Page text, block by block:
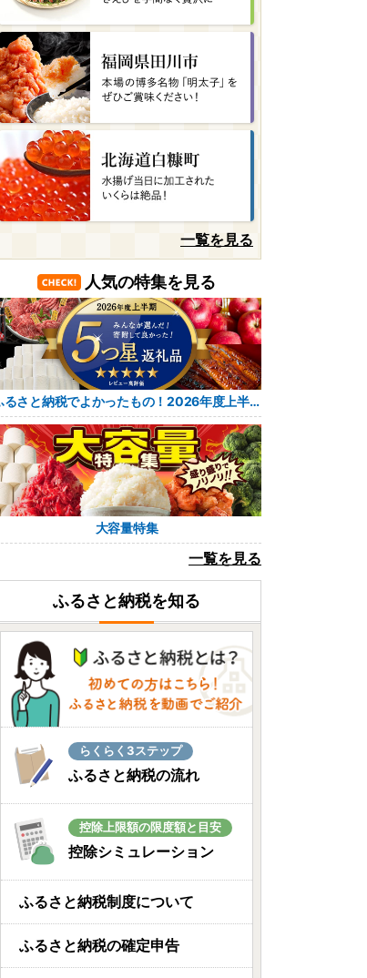
一覧を見る
人気の特集を見る
ふるさと納税でよかったもの！2026年度上半期 レビュー5つ星返礼品
大容量特集
一覧を見る
ふるさと納税を知る
らくらく3ステップ
ふるさと納税の流れ
控除上限額の限度額と目安
控除シミュレーション
ふるさと納税制度について
ふるさと納税の確定申告